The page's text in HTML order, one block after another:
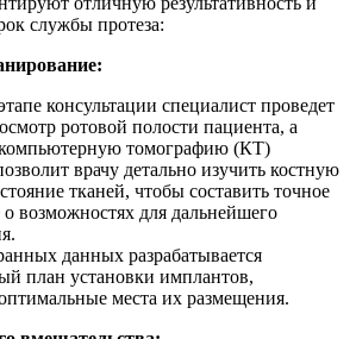
службы протеза:
консультации специалист проведет
ротовой полости пациента, а
компьютерную томографию (КТ)
врачу детально изучить костную
тканей, чтобы составить точное
о возможностях для дальнейшего
данных разрабатывается
план установки имплантов,
места их размещения.